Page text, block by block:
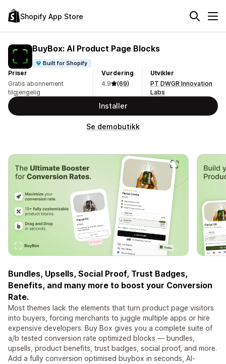
Shopify App Store
BuyBox: AI Product Page Blocks
Built for Shopify
Priser
Gratis abonnement
tilgjengelig
Vurdering
4.9
(69)
Utvikler
PT DWGR Innovation
Labs
Installer
Se demobutikk
Bundles, Upsells, Social Proof, Trust Badges,
Benefits, and many more to boost your Conversion
Rate.
Most themes lack the elements that turn product page visitors
into buyers, forcing merchants to juggle multiple apps or hire
expensive developers. Buy Box gives you a complete suite of
a/b tested conversion rate optimized blocks — bundles,
upsells, product benefits, trust badges, social proof, and more.
Add a fully conversion optimised buybox in seconds, AI-